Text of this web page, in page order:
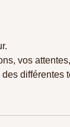
vos
différentes